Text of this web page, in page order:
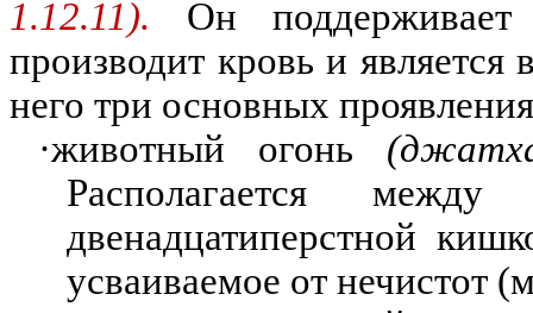
1.12.11). Он поддерживает
производит кровь и
него три основных
·животный огонь
Располагается
двенадцатиперстной
усваиваемое от нечистот